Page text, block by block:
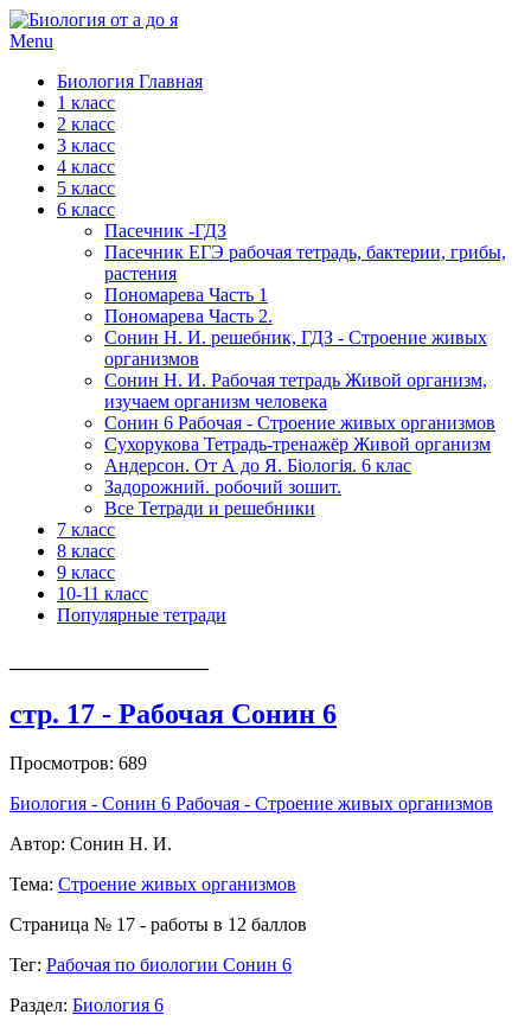
Menu
Биология Главная
1 класс
2 класс
3 класс
4 класс
5 класс
6 класс
Пасечник -ГДЗ
Пасечник ЕГЭ рабочая тетрадь, бактерии, грибы,
растения
Пономарева Часть 1
Пономарева Часть 2.
Сонин Н. И. решебник, ГДЗ - Строение живых
организмов
Сонин Н. И. Рабочая тетрадь Живой организм,
изучаем организм человека
Сонин 6 Рабочая - Строение живых организмов
Сухорукова Тетрадь-тренажёр Живой организм
Андерсон. От А до Я. Біологія. 6 клас
Задорожний. робочий зошит.
Все Тетради и решебники
7 класс
8 класс
9 класс
10-11 класс
Популярные тетради
стр. 17 - Рабочая Сонин 6
Просмотров: 689
Биология - Сонин 6 Рабочая - Строение живых организмов
Автор: Сонин Н. И.
Тема: Строение живых организмов
Страница № 17 - работы в 12 баллов
Тег: Рабочая по биологии Сонин 6
Раздел: Биология 6